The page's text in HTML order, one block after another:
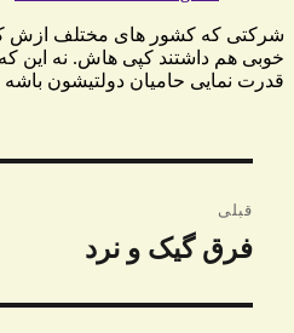
نوشته
قبلی
نوشته
فرق گیک و نرد